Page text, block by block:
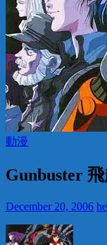
動漫
Gunbuster
December 20, 2006